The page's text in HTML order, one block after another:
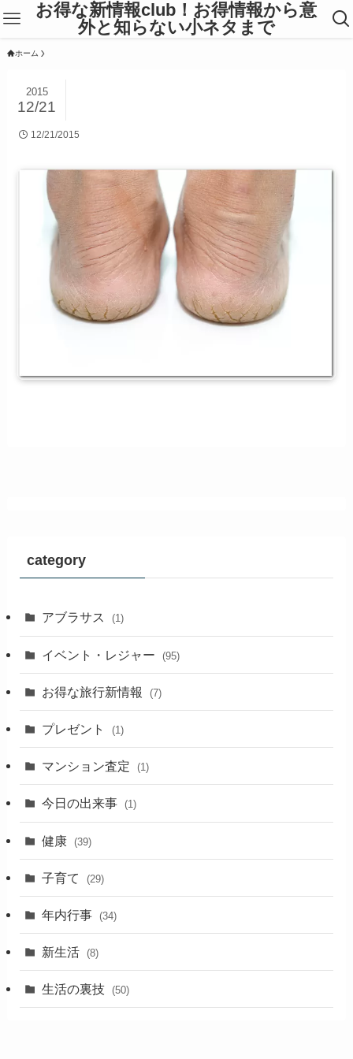
お得な新情報club！お得情報から意
外と知らない小ネタまで
ホーム
2015
12/21
12/21/2015
category
アブラサス (1)
イベント・レジャー (95)
お得な旅行新情報 (7)
プレゼント (1)
マンション査定 (1)
今日の出来事 (1)
健康 (39)
子育て (29)
年内行事 (34)
新生活 (8)
生活の裏技 (50)